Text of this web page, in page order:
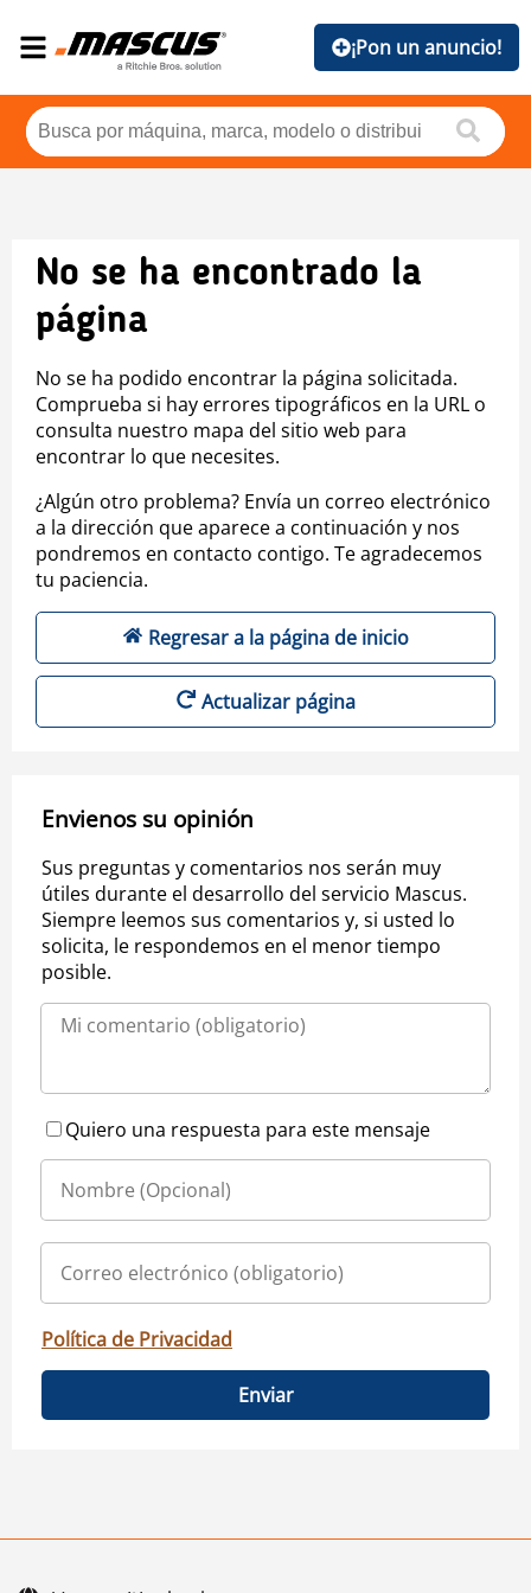
¡Pon un anuncio!
No se ha encontrado la
página
No se ha podido encontrar la página solicitada.
Comprueba si hay errores tipográficos en la URL o
consulta nuestro mapa del sitio web para
encontrar lo que necesites.
¿Algún otro problema? Envía un correo electrónico
a la dirección que aparece a continuación y nos
pondremos en contacto contigo. Te agradecemos
tu paciencia.
Regresar a la página de inicio
Actualizar página
Envienos su opinión
Sus preguntas y comentarios nos serán muy
útiles durante el desarrollo del servicio Mascus.
Siempre leemos sus comentarios y, si usted lo
solicita, le respondemos en el menor tiempo
posible.
Quiero una respuesta para este mensaje
Política de Privacidad
Enviar